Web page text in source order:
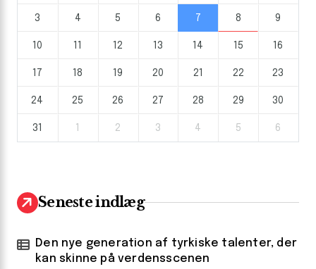
3 4 5 6 7 8 9
10 12 13 14 15 16
17 18 19 20 21 22 23
24 25 26 27 28 29 30
31 2 3 4 5 6
Seneste indlæg
Den nye generation af tyrkiske talenter, der
kan skinne på verdensscenen